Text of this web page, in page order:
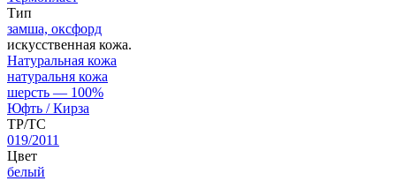
Тип
замша, оксфорд
искусственная кожа.
Натуральная кожа
натуральня кожа
шерсть — 100%
Юфть / Кирза
ТР/ТС
019/2011
Цвет
белый